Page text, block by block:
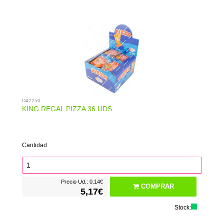
D42250
KING REGAL PIZZA 36 UDS
Cantidad
Precio Ud.: 0.14€
5,17€
COMPRAR
Stock: